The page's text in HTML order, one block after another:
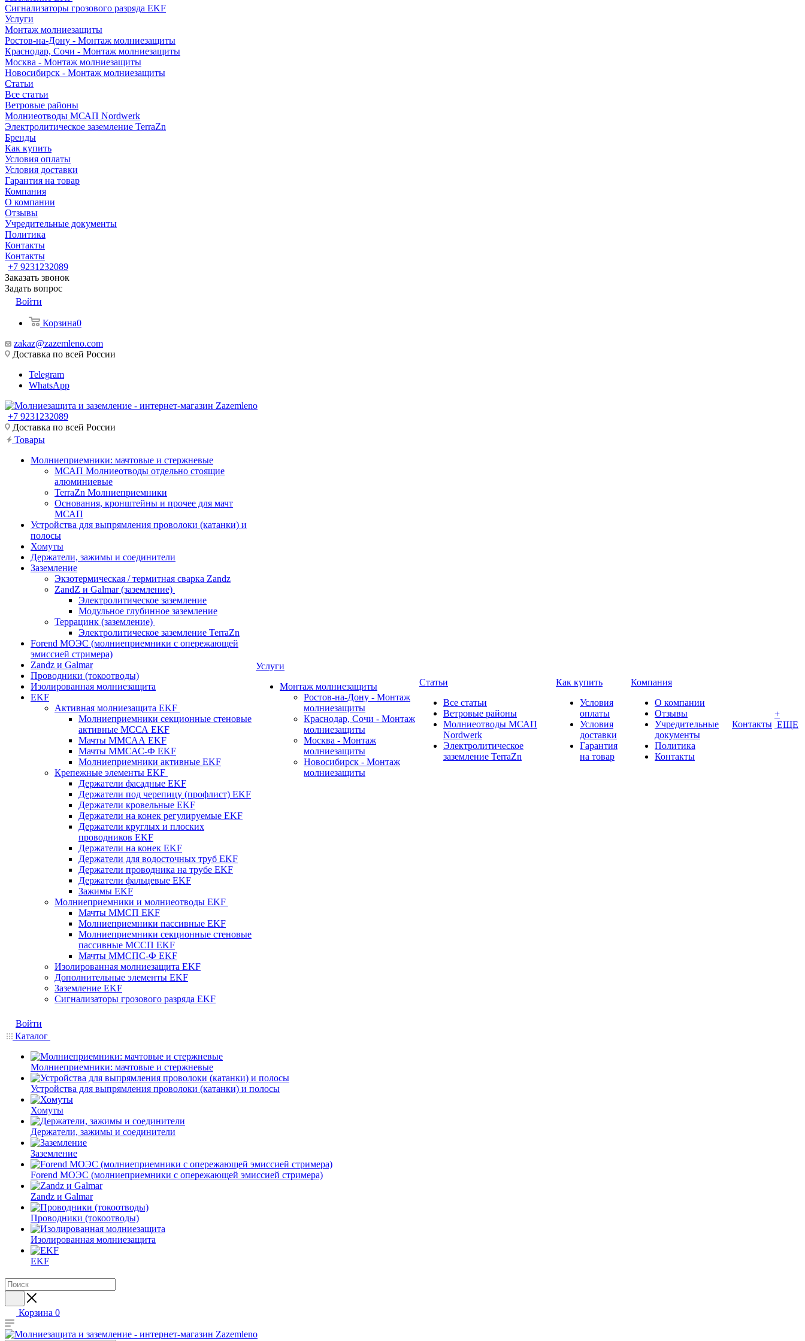
Сигнализаторы грозового разряда EKF
Услуги
Монтаж молниезащиты
Ростов-на-Дону - Монтаж молниезащиты
Краснодар, Сочи - Монтаж молниезащиты
Москва - Монтаж молниезащиты
Новосибирск - Монтаж молниезащиты
Статьи
Все статьи
Ветровые районы
Молниеотводы МСАП Nordwerk
Электролитическое заземление TerraZn
Бренды
Как купить
Условия оплаты
Условия доставки
Гарантия на товар
Компания
О компании
Отзывы
Учредительные документы
Политика
Контакты
Контакты
+7 9231232089
Заказать звонок
Задать вопрос
Войти
Корзина0
zakaz@zazemleno.com
Доставка по всей России
Telegram
WhatsApp
+7 9231232089
Доставка по всей России
Товары
Молниеприемники: мачтовые и стержневые
МСАП Молниеотводы отдельно стоящие
алюминиевые
TerraZn Молниеприемники
Основания, кронштейны и прочее для мачт
МСАП
Устройства для выпрямления проволоки (катанки) и
полосы
Хомуты
Держатели, зажимы и соединители
Заземление
Экзотермическая / термитная сварка Zandz
ZandZ и Galmar (заземление)
Электролитическое заземление
Модульное глубинное заземление
Террацинк (заземление)
Электролитическое заземление TerraZn
Forend МОЭС (молниеприемники с опережающей
эмиссией стримера)
Zandz и Galmar
Проводники (токоотводы)
Изолированная молниезащита
EKF
Активная молниезащита EKF
Молниеприемники секционные стеновые
активные МССА EKF
Мачты ММСАА EKF
Мачты ММСАС-Ф EKF
Молниеприемники активные EKF
Крепежные элементы EKF
Держатели фасадные EKF
Держатели под черепицу (профлист) EKF
Держатели кровельные EKF
Держатели на конек регулируемые EKF
Держатели круглых и плоских
проводников EKF
Держатели на конек EKF
Держатели для водосточных труб EKF
Держатели проводника на трубе EKF
Держатели фальцевые EKF
Зажимы EKF
Молниеприемники и молниеотводы EKF
Мачты ММСП EKF
Молниеприемники пассивные EKF
Молниеприемники секционные стеновые
пассивные МССП EKF
Мачты ММСПС-Ф EKF
Изолированная молниезащита EKF
Дополнительные элементы EKF
Заземление EKF
Сигнализаторы грозового разряда EKF
Услуги
Монтаж молниезащиты
Ростов-на-Дону - Монтаж
молниезащиты
Краснодар, Сочи - Монтаж
молниезащиты
Москва - Монтаж
молниезащиты
Новосибирск - Монтаж
молниезащиты
Статьи
Все статьи
Ветровые районы
Молниеотводы МСАП
Nordwerk
Электролитическое
заземление TerraZn
Как купить
Условия
оплаты
Условия
доставки
Гарантия
на товар
Компания
О компании
Отзывы
Учредительные
документы
Политика
Контакты
Контакты
+
ЕЩЕ
Войти
Каталог
Молниеприемники: мачтовые и стержневые
Устройства для выпрямления проволоки (катанки) и полосы
Хомуты
Держатели, зажимы и соединители
Заземление
Forend МОЭС (молниеприемники с опережающей эмиссией стримера)
Zandz и Galmar
Проводники (токоотводы)
Изолированная молниезащита
EKF
Корзина 0